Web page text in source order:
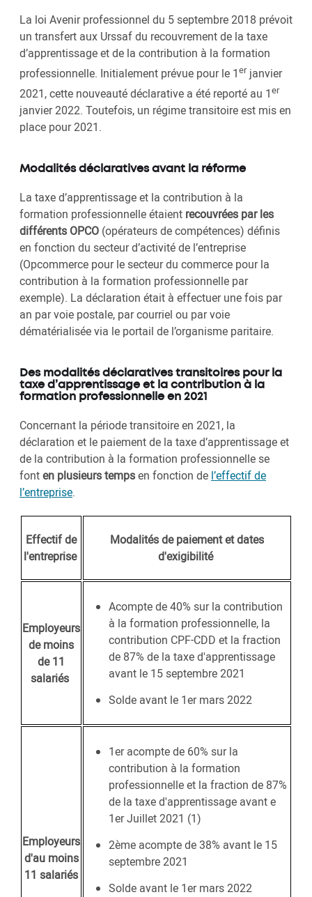
La loi Avenir professionnel du 5 septembre 2018 prévoit
un transfert aux Urssaf du recouvrement de la taxe
d’apprentissage et de la contribution à la formation
professionnelle. Initialement prévue pour le 1erjanvier
2021, cette nouveauté déclarative a été reporté au 1er
janvier 2022. Toutefois, un régime transitoire est mis en
place pour 2021.
Modalités déclaratives avant la réforme
La taxe d’apprentissage et la contribution à la
formation professionnelle étaient recouvrées par les
différents OPCO (opérateurs de compétences) définis
en fonction du secteur d’activité de l’entreprise
(Opcommerce pour le secteur du commerce pour la
contribution à la formation professionnelle par
exemple). La déclaration était à effectuer une fois par
an par voie postale, par courriel ou par voie
dématérialisée via le portail de l’organisme paritaire.
Des modalités déclaratives transitoires pour la
taxe d’apprentissage et la contribution à la
formation professionnelle en 2021
Concernant la période transitoire en 2021, la
déclaration et le paiement de la taxe d’apprentissage et
de la contribution à la formation professionnelle se
fonten plusieurs tempsen fonction de l’effectif de
l’entreprise.
Effectif de
l'entreprise
Modalités de paiement et dates
d'exigibilité
Employeurs
de moins
de 11
salariés
Acompte de 40% sur la contribution
à la formation professionnelle, la
contribution CPF-CDD et la fraction
de 87% de la taxe d'apprentissage
avant le 15 septembre 2021
Solde avant le 1er mars 2022
Employeurs
d'au moins
11 salariés
1er acompte de 60% sur la
contribution à la formation
professionnelle et la fraction de 87%
de la taxe d'apprentissage avant e
1er Juillet 2021 (1)
2ème acompte de 38% avant le 15
septembre 2021
Solde avant le 1er mars 2022